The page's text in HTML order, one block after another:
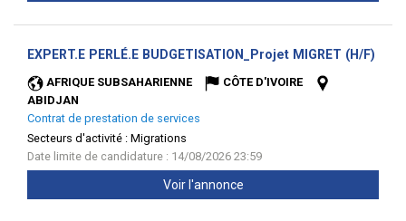
EXPERT.E PERLÉ.E BUDGETISATION_Projet MIGRET (H/F)
AFRIQUE SUBSAHARIENNE
CÔTE D'IVOIRE
ABIDJAN
Contrat de prestation de services
Secteurs d'activité : Migrations
Date limite de candidature : 14/08/2026 23:59
Voir l'annonce